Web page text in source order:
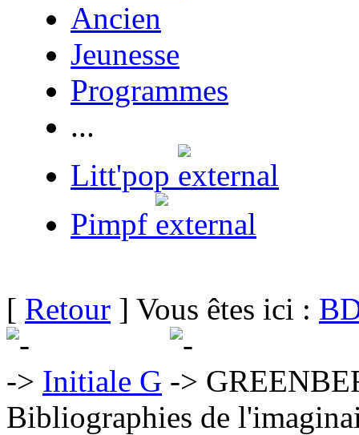
Ancien
Jeunesse
Programmes
...
Litt'pop
Pimpf
[ Retour ] Vous êtes ici :
Initiale G
Bibliographies de